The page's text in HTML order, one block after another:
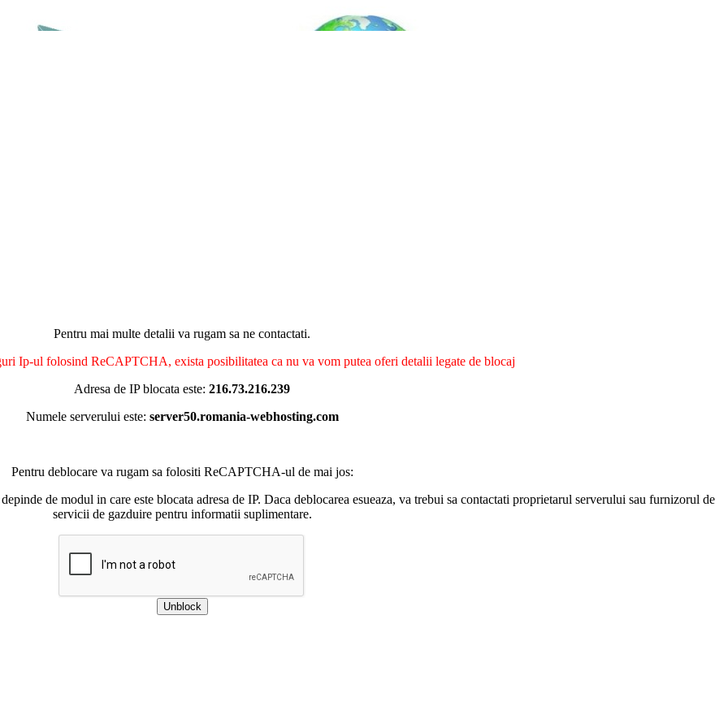
Pentru mai multe detalii va rugam sa ne contactati.
Ip-ul folosind ReCAPTCHA, exista posibilitatea ca nu va vom putea oferi detalii legate de blocaj
Adresa de IP blocata este: 216.73.216.239
Numele serverului este: server50.romania-webhosting.com
Pentru deblocare va rugam sa folositi ReCAPTCHA-ul de mai jos:
de modul in care este blocata adresa de IP. Daca deblocarea esueaza, va trebui sa contactati proprietarul serverului sau furnizorul de
servicii de gazduire pentru informatii suplimentare.